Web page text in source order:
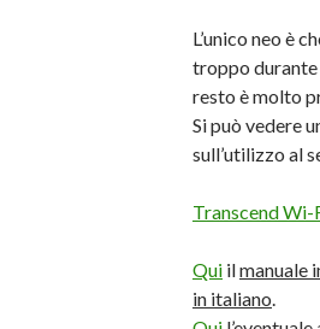
L’unico neo è
troppo durante
resto è molto
Si può vedere
sull’utilizzo al
Transcend
Qui ilmanuale
in italiano.